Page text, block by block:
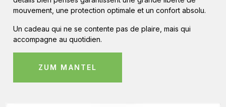
mouvement, une protection optimale et un confort absolu.
Un cadeau qui ne se contente pas de plaire, mais qui
accompagne au quotidien.
ZUM MANTEL